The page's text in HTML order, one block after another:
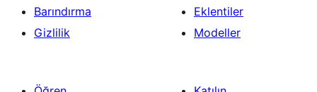
Barındırma
Gizlilik
Eklentiler
Modeller